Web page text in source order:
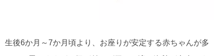
生後6か月～7か月頃より、お座りが安定する赤ちゃんが多